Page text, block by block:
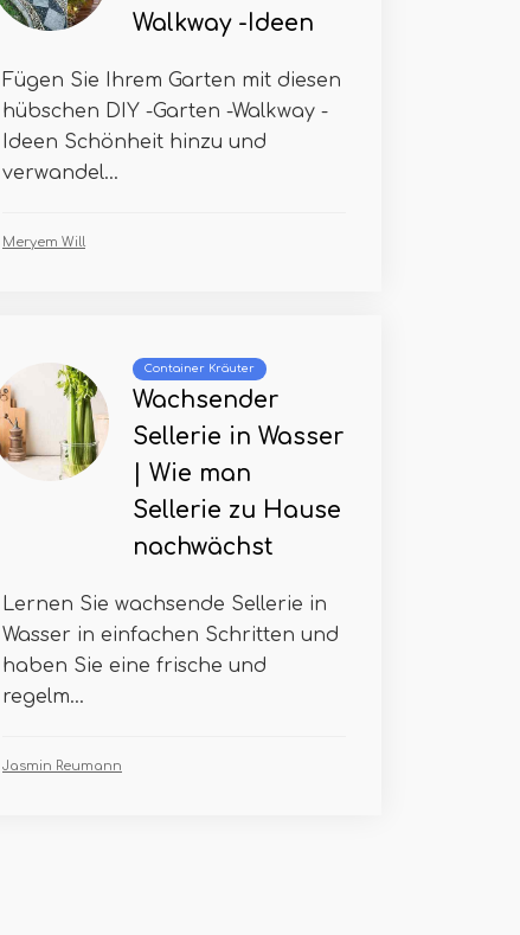
Walkway -Ideen
Fügen Sie Ihrem Garten mit diesen
hübschen DIY -Garten -Walkway -
Ideen Schönheit hinzu und
verwandel...
Meryem Will
Container Kräuter
Wachsender
Sellerie in Wasser
| Wie man
Sellerie zu Hause
nachwächst
Lernen Sie wachsende Sellerie in
Wasser in einfachen Schritten und
haben Sie eine frische und
regelm...
Jasmin Reumann